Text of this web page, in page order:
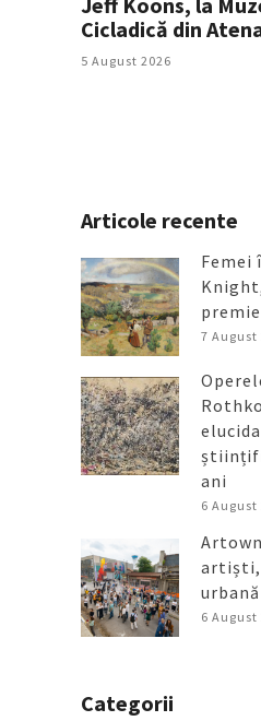
Cicladică din
5 August 2026
Articole recente
Femei
7 August
ani
6 August
artiști,
6 August
Categorii